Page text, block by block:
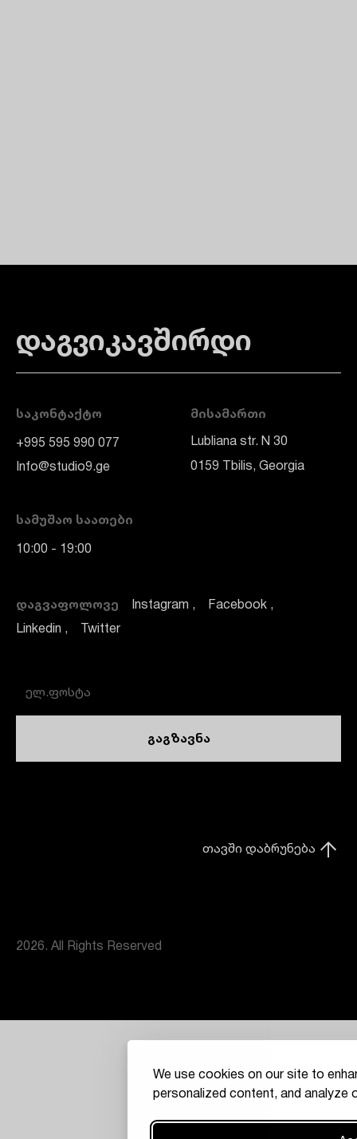
We use cookies on our site to
personalized content, and analyze
დაგვიკავშირდი
ᲡᲐᲙᲝᲜᲢᲐᲥᲢᲝ
+995 595 990 077
Info@studio9.ge
ᲛᲘᲡᲐᲛᲐᲠᲗᲘ
Lubliana str. N 30
0159 Tbilis, Georgia
ᲓᲐᲒᲕᲐᲤᲝᲚᲝᲕᲔ Instagram Facebook
Linkedin Twitter
ᲡᲐᲛᲣᲨᲐᲝ ᲡᲐᲐᲗᲔᲑᲘ
10:00 - 19:00
თავში დაბრუნება
გაგზავნა
2026. All Rights Reserved